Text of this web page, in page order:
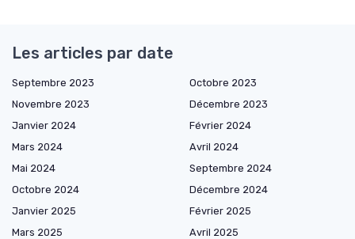
Les articles par date
Septembre 2023
Octobre 2023
Novembre 2023
Décembre 2023
Janvier 2024
Février 2024
Mars 2024
Avril 2024
Mai 2024
Septembre 2024
Octobre 2024
Décembre 2024
Janvier 2025
Février 2025
Mars 2025
Avril 2025